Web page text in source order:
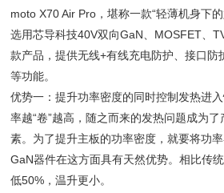
moto X70 Air Pro，堪称一款“轻薄机身下
选用芯导科技40V双向GaN、MOSFET、
款产品，提供无线+有线充电防护、接口防
等功能。
优势一：提升功率密度的同时控制发热进
率越“卷”越高，随之而来的发热问题成为
素。为了提升主板的功率密度，就要将功
GaN器件在这方面具有天然优势。相比传
低50%，温升更小。